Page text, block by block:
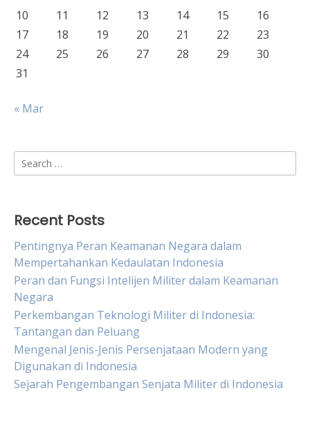
10
11 12 13 14 15
16
17
18 19 20 21 22
23
24
25 26 27 28 29
30
31
« Mar
Search
for:
Recent Posts
Pentingnya Peran Keamanan Negara dalam
Mempertahankan Kedaulatan Indonesia
Peran dan Fungsi Intelijen Militer dalam Keamanan
Negara
Perkembangan Teknologi Militer di Indonesia:
Tantangan dan Peluang
Mengenal Jenis-Jenis Persenjataan Modern yang
Digunakan di Indonesia
Sejarah Pengembangan Senjata Militer di Indonesia